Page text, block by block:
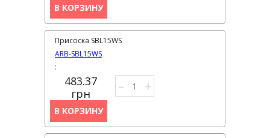
В КОРЗИНУ
ARB-SBL15WS
Присоска SBL15WS
483.37
грн
:
– +
В КОРЗИНУ